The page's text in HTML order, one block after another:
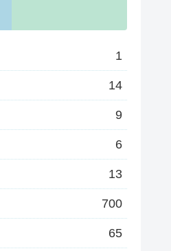
1
14
9
6
13
700
65